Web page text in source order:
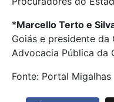
*Marcello Terto e
Goiás e presidente da
Advocacia Pública da
Fonte: Portal Migalhas